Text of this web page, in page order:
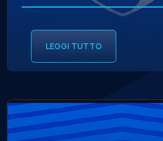
LEGGI TUTTO